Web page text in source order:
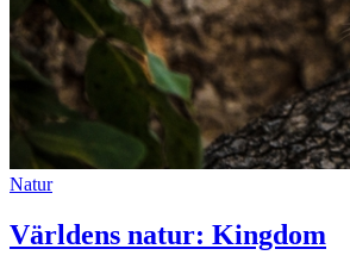
Natur
Världens natur: Kingdom